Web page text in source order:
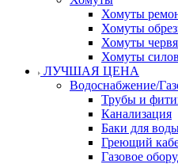
Хомуты
Хомуты
Хомуты
Хомуты
ЛУЧШАЯ ЦЕНА
Водоснабжение/
Трубы и
Канализация
Баки для
Греющий
Газовое